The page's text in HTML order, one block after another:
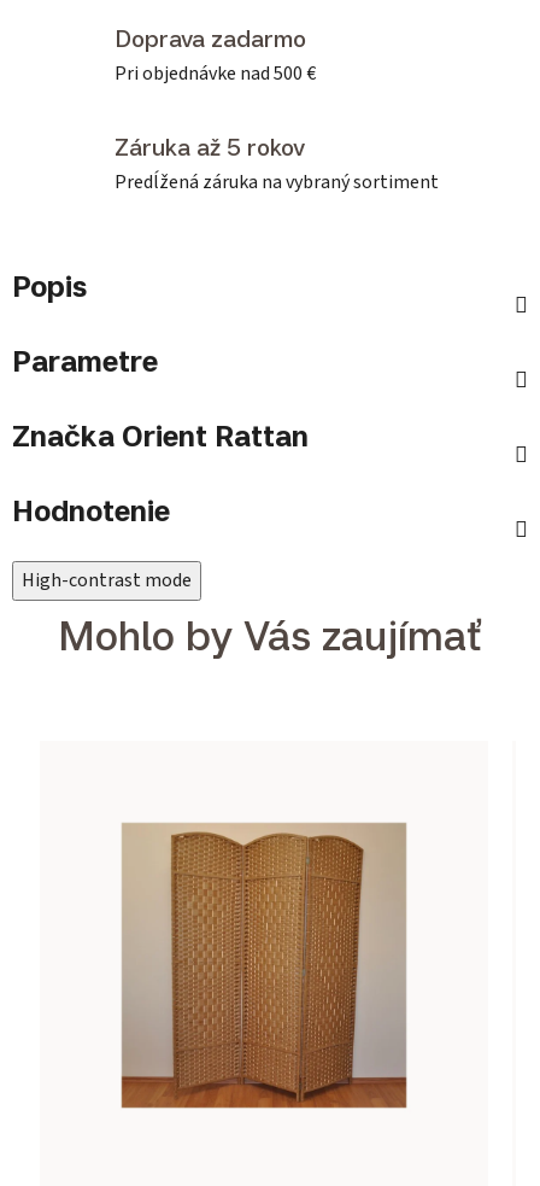
Doprava zadarmo
Pri objednávke nad 500 €
Záruka až 5 rokov
Predĺžená záruka na vybraný sortiment
Popis
Parametre
Značka Orient Rattan
Hodnotenie
High-contrast mode
Mohlo by Vás zaujímať